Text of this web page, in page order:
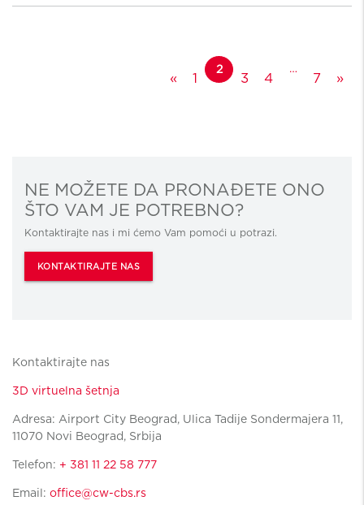
« 1
2
3 4
…
7 »
NE MOŽETE DA PRONAĐETE ONO
ŠTO VAM JE POTREBNO?
Kontaktirajte nas i mi ćemo Vam pomoći u potrazi.
KONTAKTIRAJTE NAS
Kontaktirajte nas
3D virtuelna šetnja
Adresa: Airport City Beograd, Ulica Tadije Sondermajera 11,
11070 Novi Beograd, Srbija
Telefon: + 381 11 22 58 777
Email: office@cw-cbs.rs